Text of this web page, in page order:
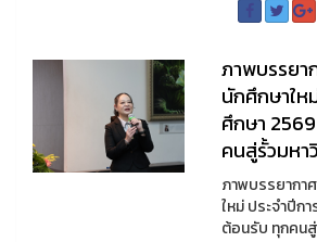
ภาพบรรยา
นักศึกษาให
ศึกษา
คนสู่รั้วมหา
ภาพบรรยากา
ใหม่ ประจำปีก
ต้อนรับ ทุกคน